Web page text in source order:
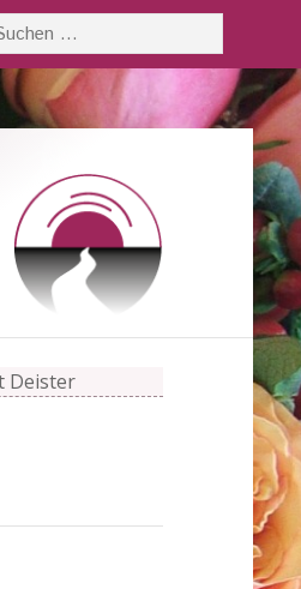
KONTAKT
Deister